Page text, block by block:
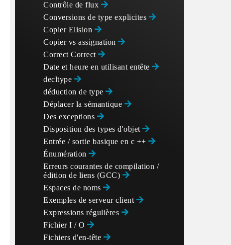
Contrôle de flux
Conversions de type explicites
Copier Elision
Copier vs assignation
Correct Correct
Date et heure en utilisant entête
decltype
déduction de type
Déplacer la sémantique
Des exceptions
Disposition des types d'objet
Entrée / sortie basique en c ++
Énumération
Erreurs courantes de compilation /
édition de liens (GCC)
Espaces de noms
Exemples de serveur client
Expressions régulières
Fichier I / O
Fichiers d'en-tête